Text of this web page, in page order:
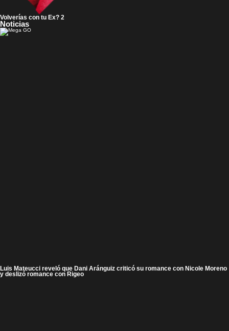
Volverías con tu Ex? 2
Noticias
Luis Mateucci reveló que Dani Aránguiz criticó su romance con Nicole Moreno
y deslizó romance con Rigeo